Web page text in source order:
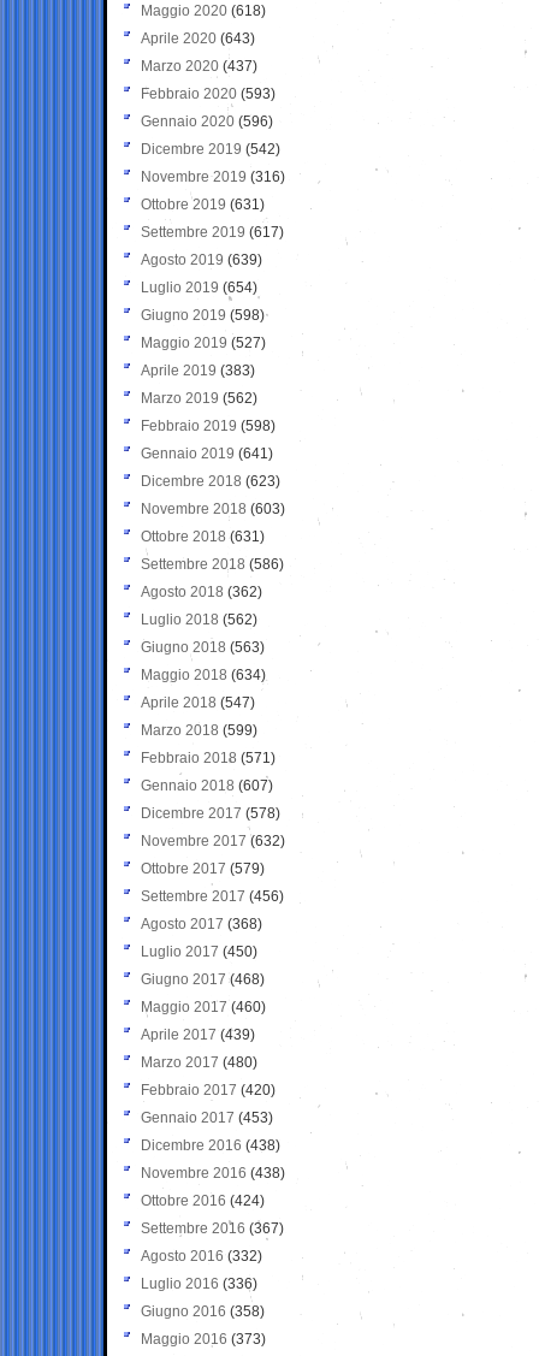
Maggio 2020 (618)
Aprile 2020 (643)
Marzo 2020 (437)
Febbraio 2020 (593)
Gennaio 2020 (596)
Dicembre 2019 (542)
Novembre 2019 (316)
Ottobre 2019 (631)
Settembre 2019 (617)
Agosto 2019 (639)
Luglio 2019 (654)
Giugno 2019 (598)
Maggio 2019 (527)
Aprile 2019 (383)
Marzo 2019 (562)
Febbraio 2019 (598)
Gennaio 2019 (641)
Dicembre 2018 (623)
Novembre 2018 (603)
Ottobre 2018 (631)
Settembre 2018 (586)
Agosto 2018 (362)
Luglio 2018 (562)
Giugno 2018 (563)
Maggio 2018 (634)
Aprile 2018 (547)
Marzo 2018 (599)
Febbraio 2018 (571)
Gennaio 2018 (607)
Dicembre 2017 (578)
Novembre 2017 (632)
Ottobre 2017 (579)
Settembre 2017 (456)
Agosto 2017 (368)
Luglio 2017 (450)
Giugno 2017 (468)
Maggio 2017 (460)
Aprile 2017 (439)
Marzo 2017 (480)
Febbraio 2017 (420)
Gennaio 2017 (453)
Dicembre 2016 (438)
Novembre 2016 (438)
Ottobre 2016 (424)
Settembre 2016 (367)
Agosto 2016 (332)
Luglio 2016 (336)
Giugno 2016 (358)
Maggio 2016 (373)